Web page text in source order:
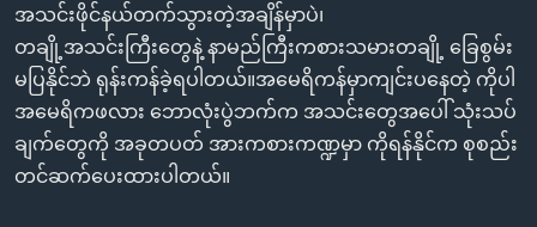
ရန်
ရှာဖွေ
ရန်
နေရာ
သို့
ကျော်
ဘာသာစကားများ
အသင်းဖိုင်နယ်တက်သွားတဲ့အချိန်မှာပဲ၊
တချို့အသင်းကြီးတွေနဲ့ နာမည်ကြီးကစားသမားတချို့ ခြေစွမ်း
မပြနိုင်ဘဲ ရုန်းကန်ခဲ့ရပါတယ်။အမေရိကန်မှာကျင်းပနေတဲ့ ကိုပါ
အမေရိကဖလား ဘောလုံးပွဲဘက်က အသင်းတွေအပေါ် သုံးသပ်
ချက်တွေကို အခုတပတ် အားကစားကဏ္ဍမှာ ကိုရန်နိုင်က စုစည်း
တင်ဆက်ပေးထားပါတယ်။